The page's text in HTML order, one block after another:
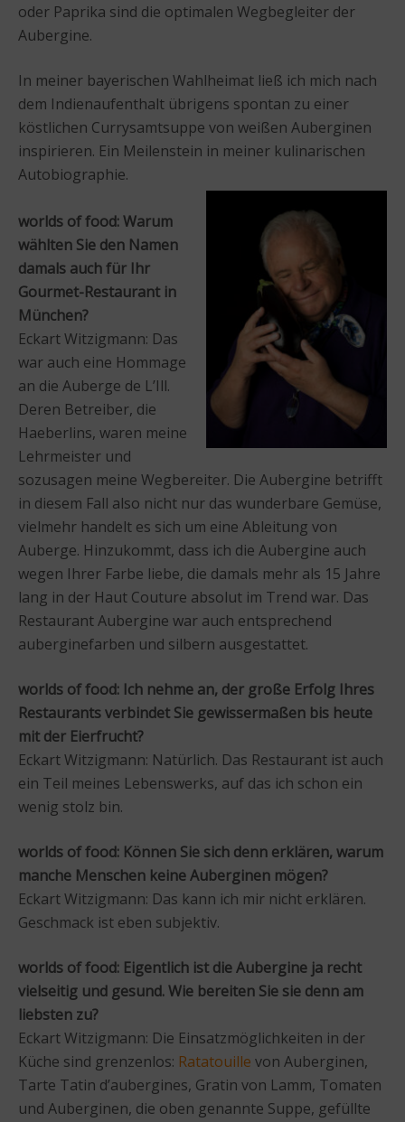
oder Paprika sind die optimalen Wegbegleiter der
Aubergine.
In meiner bayerischen Wahlheimat ließ ich mich nach
dem Indienaufenthalt übrigens spontan zu einer
köstlichen Currysamtsuppe von weißen Auberginen
inspirieren. Ein Meilenstein in meiner kulinarischen
Autobiographie.
worlds of food: Warum
wählten Sie den Namen
damals auch für Ihr
Gourmet-Restaurant in
München?
Eckart Witzigmann: Das
war auch eine Hommage
an die Auberge de L’Ill.
Deren Betreiber, die
Haeberlins, waren meine
Lehrmeister und
sozusagen meine Wegbereiter. Die Aubergine betrifft
in diesem Fall also nicht nur das wunderbare Gemüse,
vielmehr handelt es sich um eine Ableitung von
Auberge. Hinzukommt, dass ich die Aubergine auch
wegen Ihrer Farbe liebe, die damals mehr als 15 Jahre
lang in der Haut Couture absolut im Trend war. Das
Restaurant Aubergine war auch entsprechend
auberginefarben und silbern ausgestattet.
worlds of food: Ich nehme an, der große Erfolg Ihres
Restaurants verbindet Sie gewissermaßen bis heute
mit der Eierfrucht?
Eckart Witzigmann: Natürlich. Das Restaurant ist auch
ein Teil meines Lebenswerks, auf das ich schon ein
wenig stolz bin.
worlds of food: Können Sie sich denn erklären, warum
manche Menschen keine Auberginen mögen?
Eckart Witzigmann: Das kann ich mir nicht erklären.
Geschmack ist eben subjektiv.
worlds of food: Eigentlich ist die Aubergine ja recht
vielseitig und gesund. Wie bereiten Sie sie denn am
liebsten zu?
Eckart Witzigmann: Die Einsatzmöglichkeiten in der
Küche sind grenzenlos: Ratatouille von Auberginen,
Tarte Tatin d’aubergines, Gratin von Lamm, Tomaten
und Auberginen, die oben genannte Suppe, gefüllte